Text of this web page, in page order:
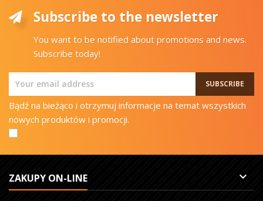
Subscribe to the newsletter
You want to be notified about promotions and news.
Subscribe today!
Bądź na bieżąco i otrzymuj informacje na temat wszystkich
nowych produktów i promocji.
ZAKUPY ON-LINE 